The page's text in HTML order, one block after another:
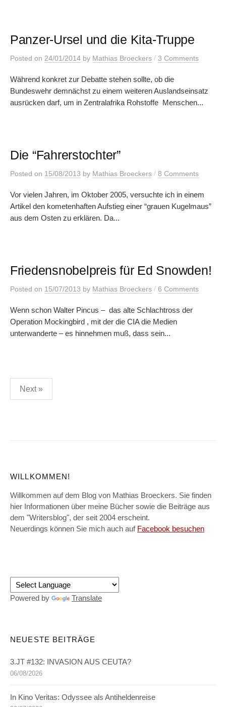
Panzer-Ursel und die Kita-Truppe
Posted on 24/01/2014 by Mathias Broeckers / 3 Comments
Während konkret zur Debatte stehen sollte, ob die
Bundeswehr demnächst zu einem weiteren Auslandseinsatz
ausrücken darf, um in Zentralafrika Rohstoffe Menschen...
Die “Fahrerstochter”
Posted on 15/08/2013 by Mathias Broeckers / 8 Comments
Vor vielen Jahren, im Oktober 2005, versuchte ich in einem
Artikel den kometenhaften Aufstieg einer “grauen Kugelmaus”
aus dem Osten zu erklären. Da...
Friedensnobelpreis für Ed Snowden!
Posted on 15/07/2013 by Mathias Broeckers / 6 Comments
Wenn schon Walter Pincus – das alte Schlachtross der
Operation Mockingbird , mit der die CIA die Medien
unterwanderte – es hinnehmen muß, dass sein...
Posts
pagination
Next »
WILLKOMMEN!
Willkommen auf dem Blog von Mathias Broeckers. Sie finden
hier Informationen über meine Bücher sowie die Beiträge aus
dem "Writersblog", der seit 2004 erscheint.
Neuerdings können Sie mich auch auf Facebook besuchen
Powered by Translate
NEUESTE BEITRÄGE
3.JT #132: INVASION AUS CEUTA?
06/08/2026
In Kino Veritas: Odyssee als Antiheldenreise